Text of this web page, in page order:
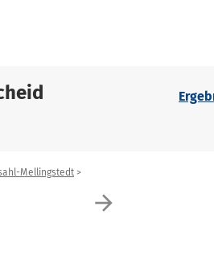
arrow_forward
Mellingstedt